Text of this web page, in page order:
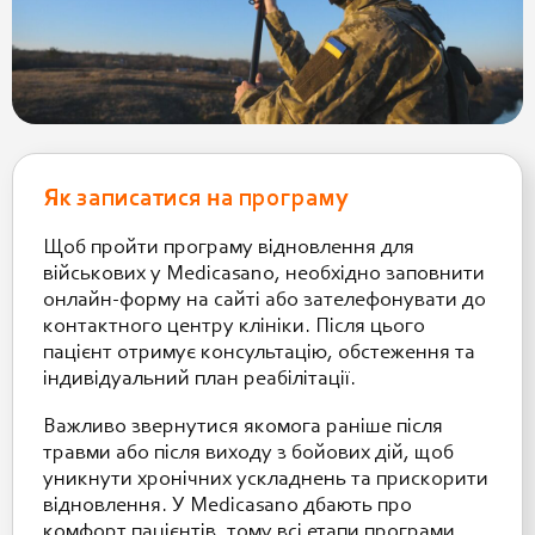
Як записатися на програму
Щоб пройти програму відновлення для
військових у Medicasano, необхідно заповнити
онлайн-форму на сайті або зателефонувати до
контактного центру клініки. Після цього
пацієнт отримує консультацію, обстеження та
індивідуальний план реабілітації.
Важливо звернутися якомога раніше після
травми або після виходу з бойових дій, щоб
уникнути хронічних ускладнень та прискорити
відновлення. У Medicasano дбають про